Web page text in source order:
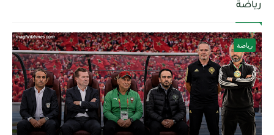
رياضة
رياضة